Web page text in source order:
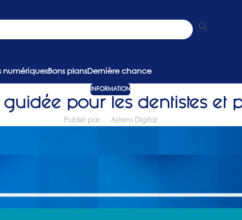
numériquesBons plansDernière chance
INFORMATION
guidée pour les dentistes et
Publié par Astem Digital